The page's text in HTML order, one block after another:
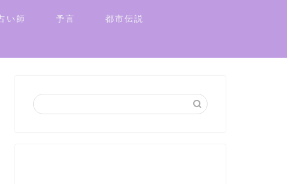
い師 予言 都市伝説